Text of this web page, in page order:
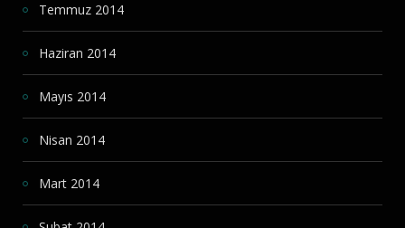
Temmuz 2014
Haziran 2014
Mayıs 2014
Nisan 2014
Mart 2014